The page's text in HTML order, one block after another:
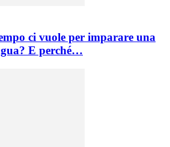
ci vuole per imparare una
E perché…